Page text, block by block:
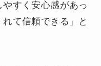
すく安心感があっ
て信頼できる」と